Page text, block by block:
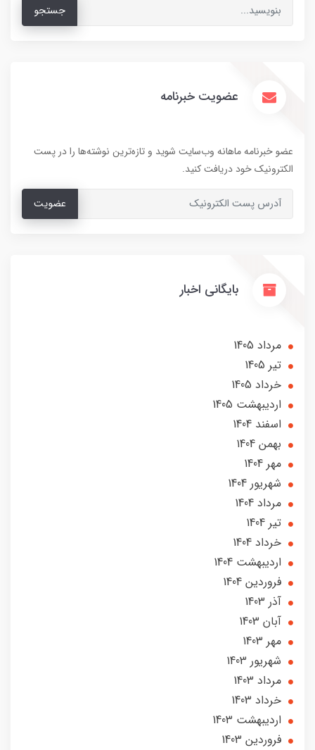
جستجو
عضویت خبرنامه
عضو خبرنامه ماهانه وب‌سایت شوید و تازه‌ترین نوشته‌ها را در پست
الکترونیک خود دریافت کنید.
عضویت
بایگانی اخبار
مرداد 1405
تير 1405
خرداد 1405
ارديبهشت 1405
اسفند 1404
بهمن 1404
مهر 1404
شهریور 1404
مرداد 1404
تير 1404
خرداد 1404
ارديبهشت 1404
فروردین 1404
آذر 1403
آبان 1403
مهر 1403
شهریور 1403
مرداد 1403
خرداد 1403
ارديبهشت 1403
فروردین 1403